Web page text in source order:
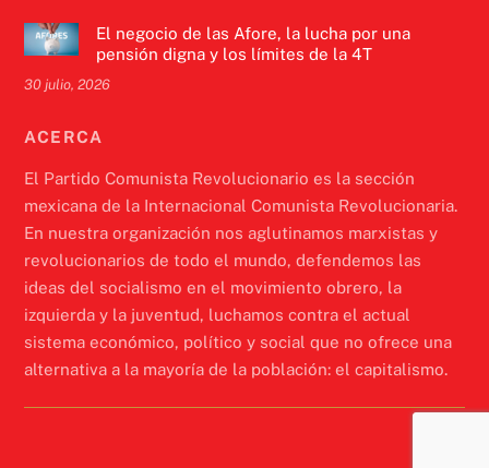
El negocio de las Afore, la lucha por una
pensión digna y los límites de la 4T
30 julio, 2026
ACERCA
El Partido Comunista Revolucionario es la sección
mexicana de la Internacional Comunista Revolucionaria.
En nuestra organización nos aglutinamos marxistas y
revolucionarios de todo el mundo, defendemos las
ideas del socialismo en el movimiento obrero, la
izquierda y la juventud, luchamos contra el actual
sistema económico, político y social que no ofrece una
alternativa a la mayoría de la población: el capitalismo.